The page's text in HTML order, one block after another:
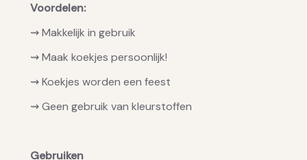
Voordelen:
⇝ Makkelijk in gebruik
⇝ Maak koekjes persoonlijk!
⇝ Koekjes worden een feest
⇝ Geen gebruik van kleurstoffen
Gebruiken